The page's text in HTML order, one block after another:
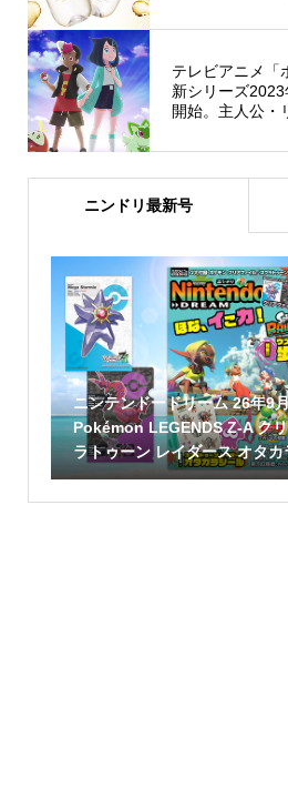
テレビアニメ「
新シリーズ
開始。主人公・
ニンドリ最新号
ニンテンドードリーム 26年9
Pokémon LEGENDS Z-A ク
ラトゥーン レイダース オタカ